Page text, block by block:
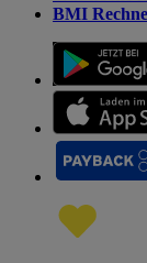
BMI